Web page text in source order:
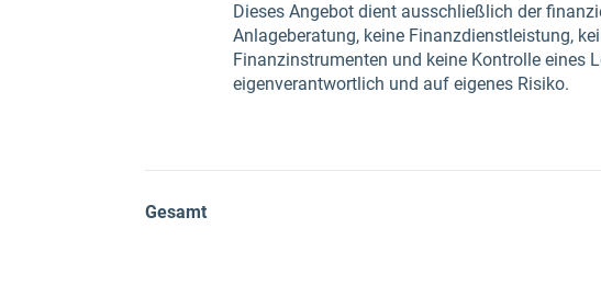
Dieses Angebot dient ausschließlich der
Anlageberatung, keine Finanzdienstleistung,
Finanzinstrumenten und keine Kontrolle eines
eigenverantwortlich und auf eigenes Risiko.
Gesamt